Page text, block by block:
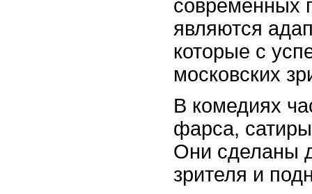
современных
являются
которые с
московских
В комедиях
фарса,
Они сделаны
зрителя и